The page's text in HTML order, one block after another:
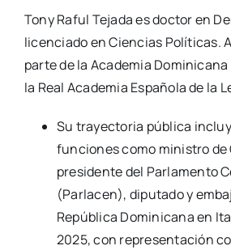
Tony Raful Tejada es doctor en
licenciado en Ciencias Políticas.
parte de la Academia Dominicana
la Real Academia Española de la
Su trayectoria pública
funciones como ministro de
presidente del Parlamento
(Parlacen), diputado y
República Dominicana en
2025, con representación